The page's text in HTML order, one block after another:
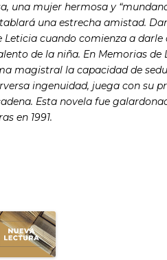
una mujer hermosa y
una estrecha amistad.
Leticia cuando comienza a
de la niña. En Memorias de
magistral la capacidad de
ingenuidad, juega con su
Esta novela fue
en 1991.